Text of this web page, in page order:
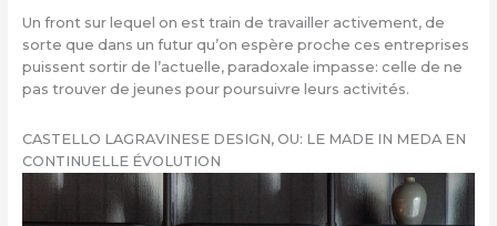
Un front sur lequel on est train de travailler activement, de
sorte que dans un futur qu’on espère proche ces entreprises
puissent sortir de l’actuelle, paradoxale impasse: celle de ne
pas trouver de jeunes pour poursuivre leurs activités.
CASTELLO LAGRAVINESE DESIGN, OU: LE MADE IN MEDA EN
CONTINUELLE ÉVOLUTION